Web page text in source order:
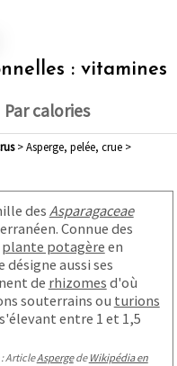
: vitamines
Par calories
> Asperge, pelée, crue >
des Asparagaceae
Connue des
plante potagère en
désigne aussi ses
de rhizomes d'où
souterrains ou turions
entre 1 et 1,5
ArticleAspergede Wikipédia en